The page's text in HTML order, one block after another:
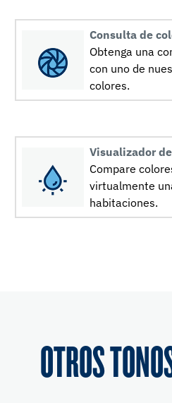
Consulta de
Obtenga una
con uno de
colores.
Visualizador
Compare
virtualmente
habitaciones.
OTROS